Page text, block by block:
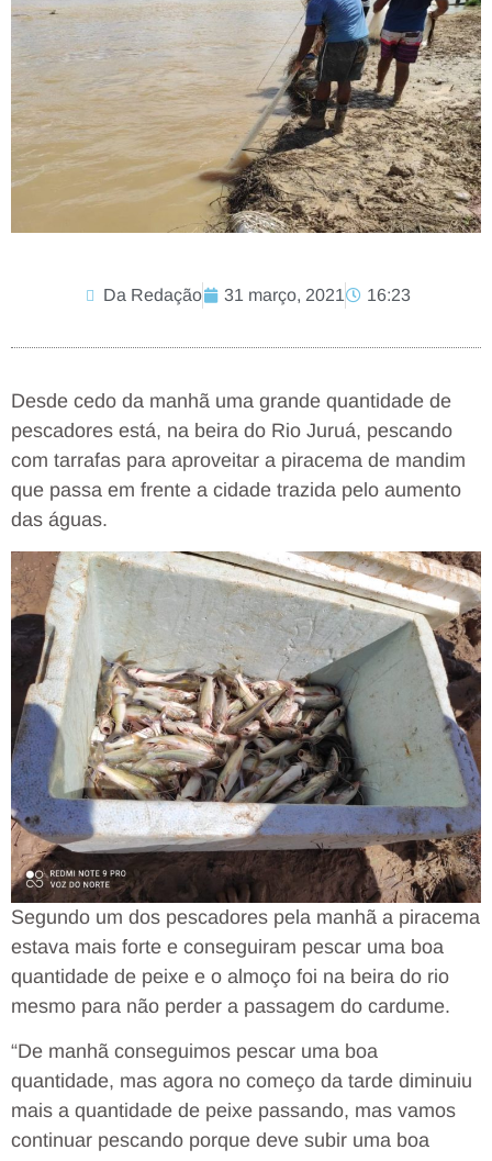
Da Redação 31 março, 2021 16:23
Desde cedo da manhã uma grande quantidade de
pescadores está, na beira do Rio Juruá, pescando
com tarrafas para aproveitar a piracema de mandim
que passa em frente a cidade trazida pelo aumento
das águas.
Segundo um dos pescadores pela manhã a piracema
estava mais forte e conseguiram pescar uma boa
quantidade de peixe e o almoço foi na beira do rio
mesmo para não perder a passagem do cardume.
“De manhã conseguimos pescar uma boa
quantidade, mas agora no começo da tarde diminuiu
mais a quantidade de peixe passando, mas vamos
continuar pescando porque deve subir uma boa